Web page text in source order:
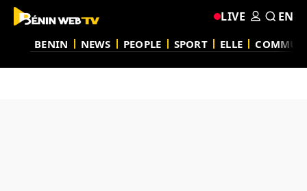
BENIN NEWS PEOPLE SPORT ELLE
LIVE EN